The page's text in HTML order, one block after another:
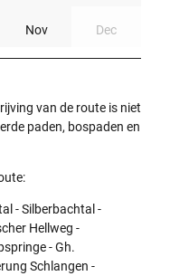
Nov Dec
van de route is niet
paden, bospaden en
- Silberbachtal -
Hellweg -
- Gh.
Schlangen -